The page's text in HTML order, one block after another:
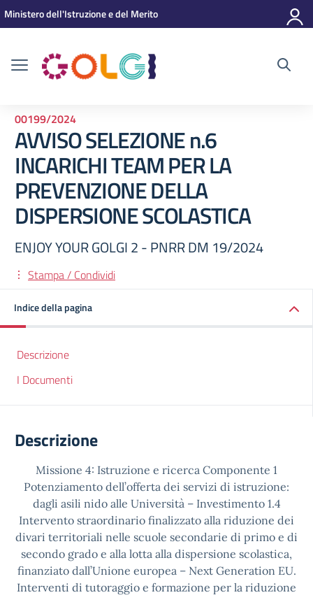
Vai ai contenuti
Vai al menu di navigazione
Vai al footer
Ministero dell'Istruzione e del Merito
00199/2024
AVVISO SELEZIONE n.6
INCARICHI TEAM PER LA
PREVENZIONE DELLA
DISPERSIONE SCOLASTICA
ENJOY YOUR GOLGI 2 - PNRR DM 19/2024
Stampa / Condividi
Indice della pagina
Descrizione
I Documenti
Descrizione
Missione 4: Istruzione e ricerca Componente 1
Potenziamento dell’offerta dei servizi di istruzione:
dagli asili nido alle Università – Investimento 1.4
Intervento straordinario finalizzato alla riduzione dei
divari territoriali nelle scuole secondarie di primo e di
secondo grado e alla lotta alla dispersione scolastica,
finanziato dall’Unione europea – Next Generation EU.
Interventi di tutoraggio e formazione per la riduzione